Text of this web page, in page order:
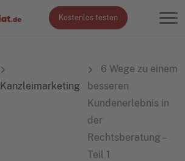
Kostenlos testen
Kanzleimarketing
6 Wege zu einem
besseren
Kundenerlebnis in
der
Rechtsberatung –
Teil 1